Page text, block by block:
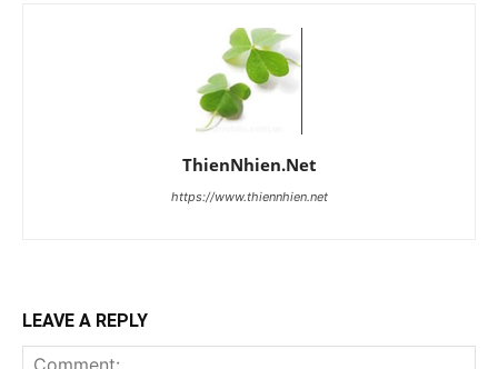
ThienNhien.Net
https://www.thiennhien.net
LEAVE A REPLY